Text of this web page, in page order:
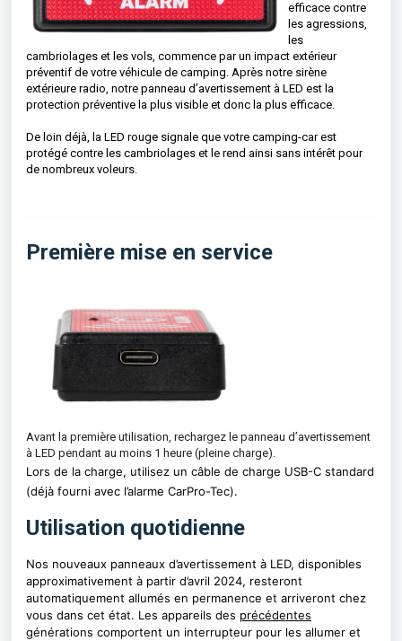
efficace contre
les agressions,
les
cambriolages et les vols, commence par un impact extérieur
préventif de votre véhicule de camping. Après notre sirène
extérieure radio, notre panneau d’avertissement à LED est la
protection préventive la plus visible et donc la plus efficace.
De loin déjà, la LED rouge signale que votre camping-car est
protégé contre les cambriolages et le rend ainsi sans intérêt pour
de nombreux voleurs.
Première mise en service
Avant la première utilisation, rechargez le panneau d’avertissement
à LED pendant au moins 1 heure (pleine charge).
Lors de la charge, utilisez un câble de charge USB-C standard
(déjà fourni avec l’alarme CarPro-Tec).
Utilisation quotidienne
Nos nouveaux panneaux d’avertissement à LED, disponibles
approximativement à partir d’avril 2024, resteront
automatiquement allumés en permanence et arriveront chez
vous dans cet état. Les appareils des précédentes
générations comportent un interrupteur pour les allumer et